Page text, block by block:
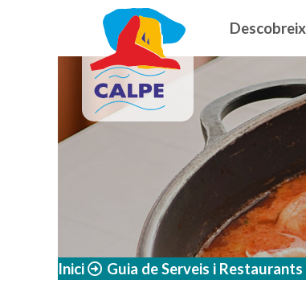
Vés al contingut
Inici Guia de Serveis i Restaurants